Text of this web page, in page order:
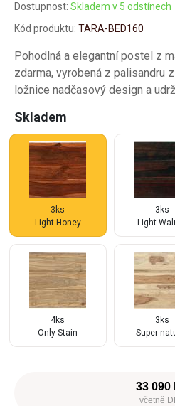
Dostupnost: Skladem v 5 odstínech
Kód produktu: TARA-BED160
Pohodlná a elegantní postel z
zdarma, vyrobená z palisandru
ložnice nadčasový design a
Skladem
3ks
Light Honey
3ks
Light
4ks
Only Stain
3ks
Super
33 090
včetně